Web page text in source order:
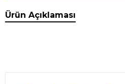
Ürün Açıklaması